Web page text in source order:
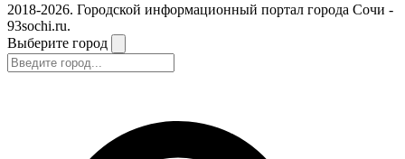
2018-2026. Городской информационный портал города Сочи -
93sochi.ru.
Выберите город